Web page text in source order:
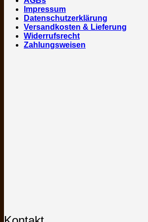
Impressum
Datenschutzerklärung
Versandkosten & Lieferung
Widerrufsrecht
Zahlungsweisen